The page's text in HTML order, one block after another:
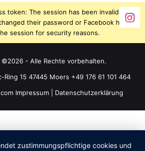
token: The session has been invalidated
their password or Facebook has
session for security reasons.
©2026 - Alle Rechte vorbehalten.
Ring 15 47445 Moers +49 176 61 101 464
Impressum Datenschutzerklärung
zustimmungspflichtige cookies und